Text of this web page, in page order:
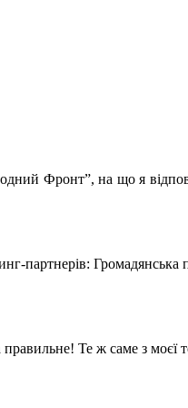
Фронт”, на що я
партнерів:
Те ж саме з моєї